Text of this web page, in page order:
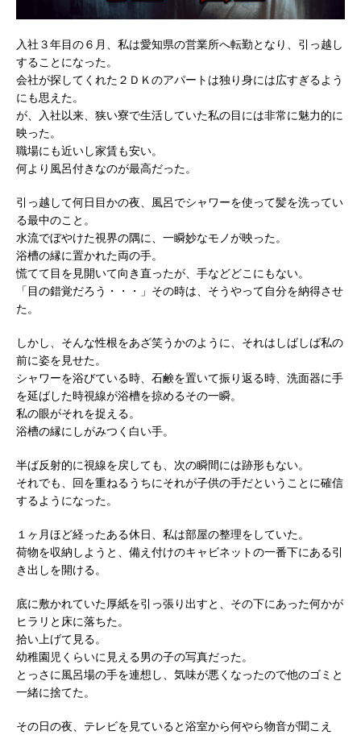
入社３年目の６月、私は愛知県の営業所へ転勤となり、引っ越し
することになった。
会社が探してくれた２ＤＫのアパートは独り身には広すぎるよう
にも思えた。
が、入社以来、狭い寮で生活していた私の目には非常に魅力的に
映った。
職場にも近いし家賃も安い。
何より風呂付きなのが最高だった。
引っ越して何日目かの夜、風呂でシャワーを使って髪を洗ってい
る最中のこと。
水流でぼやけた視界の隅に、一瞬妙なモノが映った。
浴槽の縁に置かれた両の手。
慌てて目を見開いて向き直ったが、手などどこにもない。
「目の錯覚だろう・・・」その時は、そうやって自分を納得させ
た。
しかし、そんな性根をあざ笑うかのように、それはしばしば私の
前に姿を見せた。
シャワーを浴びている時、石鹸を置いて振り返る時、洗面器に手
を延ばした時視線が浴槽を掠めるその一瞬。
私の眼がそれを捉える。
浴槽の縁にしがみつく白い手。
半ば反射的に視線を戻しても、次の瞬間には跡形もない。
それでも、回を重ねるうちにそれが子供の手だということに確信
するようになった。
１ヶ月ほど経ったある休日、私は部屋の整理をしていた。
荷物を収納しようと、備え付けのキャビネットの一番下にある引
き出しを開ける。
底に敷かれていた厚紙を引っ張り出すと、その下にあった何かが
ヒラリと床に落ちた。
拾い上げて見る。
幼稚園児くらいに見える男の子の写真だった。
とっさに風呂場の手を連想し、気味が悪くなったので他のゴミと
一緒に捨てた。
その日の夜、テレビを見ていると浴室から何やら物音が聞こえ